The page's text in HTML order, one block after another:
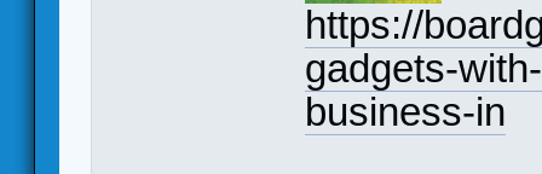
https://
gadgets-
business-in